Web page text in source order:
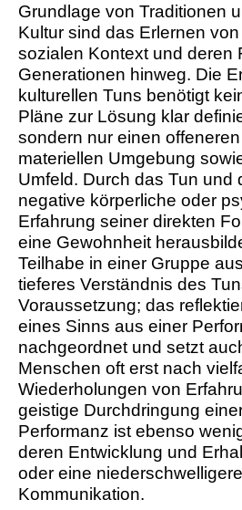
Grundlage von Traditionen
Kultur sind das Erlernen
sozialen Kontext und deren
Generationen hinweg. Die
kulturellen Tuns benötigt
Pläne zur Lösung klar
sondern nur einen
materiellen Umgebung
Umfeld. Durch das Tun und
negative körperliche oder
Erfahrung seiner direkten
eine Gewohnheit
Teilhabe in einer Gruppe
tieferes Verständnis des
Voraussetzung; das
eines Sinns aus einer
nachgeordnet und setzt
Menschen oft erst nach
Wiederholungen von
geistige Durchdringung
Performanz ist ebenso
deren Entwicklung und
oder eine
Kommunikation.